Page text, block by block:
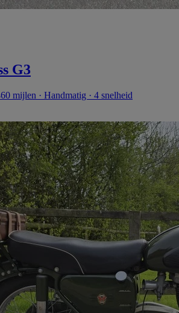
G3
mijlen · Handmatig · 4 snelheid